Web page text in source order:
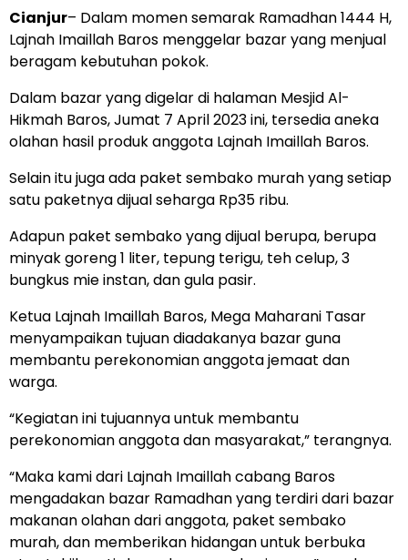
Cianjur– Dalam momen semarak Ramadhan 1444 H,
Lajnah Imaillah Baros menggelar bazar yang menjual
beragam kebutuhan pokok.
Dalam bazar yang digelar di halaman Mesjid Al-
Hikmah Baros, Jumat 7 April 2023 ini, tersedia aneka
olahan hasil produk anggota Lajnah Imaillah Baros.
Selain itu juga ada paket sembako murah yang setiap
satu paketnya dijual seharga Rp35 ribu.
Adapun paket sembako yang dijual berupa, berupa
minyak goreng 1 liter, tepung terigu, teh celup, 3
bungkus mie instan, dan gula pasir.
Ketua Lajnah Imaillah Baros, Mega Maharani Tasar
menyampaikan tujuan diadakanya bazar guna
membantu perekonomian anggota jemaat dan
warga.
“Kegiatan ini tujuannya untuk membantu
perekonomian anggota dan masyarakat,” terangnya.
“Maka kami dari Lajnah Imaillah cabang Baros
mengadakan bazar Ramadhan yang terdiri dari bazar
makanan olahan dari anggota, paket sembako
murah, dan memberikan hidangan untuk berbuka